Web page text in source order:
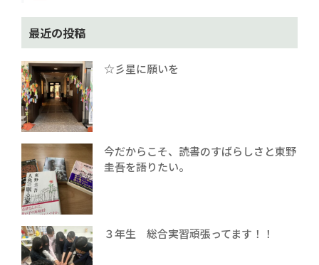
最近の投稿
☆彡星に願いを
今だからこそ、読書のすばらしさと東野
圭吾を語りたい。
３年生 総合実習頑張ってます！！